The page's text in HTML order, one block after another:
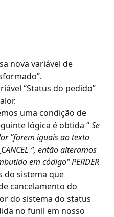
nova variável de
“Status do pedido”
uma condição de
lógica é obtida “ Se
”forem iguais ao texto
”, então alteramos
em código“ PERDER
do sistema que
cancelamento do
do sistema do status
no funil em nosso